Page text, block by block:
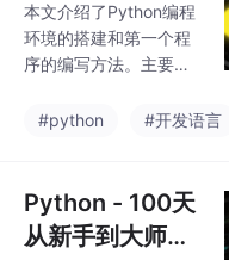
thon程序
本文介绍了Python编程
环境的搭建和第一个程
序的编写方法。主要推
开发环境，详细讲解了
默认交互式环境与IPyth
on的区别，并简要提及
了Visual Studio Code
#python #开发语言
Python - 100天
从新手到大师：